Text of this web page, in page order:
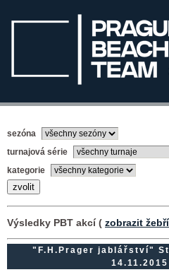
sezóna
turnajová série
kategorie
Výsledky PBT akcí ( zobrazit
"F.H.Prager jablářství"